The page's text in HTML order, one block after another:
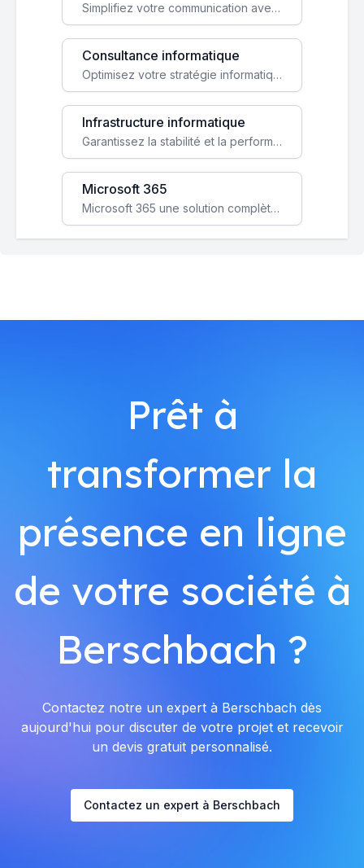
Simplifiez votre communication avec une solution VoIP flexible, économique et adaptée à vos besoins professionnels.
Consultance informatique
Optimisez votre stratégie informatique avec l'expertise de nos consultants pour améliorer votre efficacité et sécurité.
Infrastructure informatique
Garantissez la stabilité et la performance de votre entreprise avec une infrastructure IT sécurisée et évolutive.
Microsoft 365
Microsoft 365 une solution complète qui booste votre productivité, renforce la sécurité de vos données et facilite la collaboration.
Prêt à
transformer la
présence en ligne
de votre société à
Berschbach ?
Contactez notre un expert à Berschbach dès
aujourd'hui pour discuter de votre projet et recevoir
un devis gratuit personnalisé.
Contactez un expert à Berschbach